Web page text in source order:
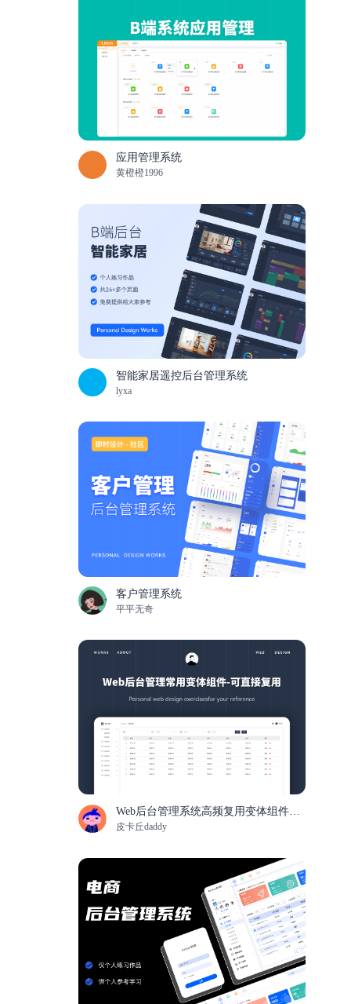
应用管理系统
黄橙橙1996
智能家居遥控后台管理系统
lyxa
客户管理系统
平平无奇
Web后台管理系统高频复用变体组件规范
皮卡丘daddy